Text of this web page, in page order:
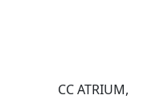
CC ATRIUM,